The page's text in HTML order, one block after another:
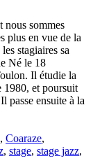
nous sommes
plus en vue de la
stagiaires sa
Né le 18
Il étudie la
et poursuit
ensuite à la
, Coaraze,
, stage, stage jazz,